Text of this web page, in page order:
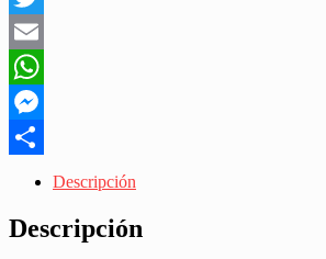
Twitter
Email
WhatsApp
Messenger
Descripción
Descripción